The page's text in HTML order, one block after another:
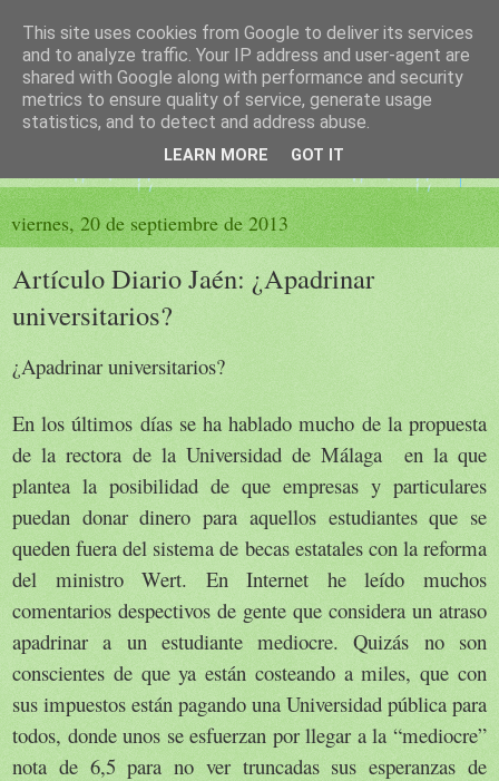
El sueño de las palabras
PÁGINA LITERARIA DE FELISA MORENO
viernes, 20 de septiembre de 2013
Artículo Diario Jaén: ¿Apadrinar
universitarios?
¿Apadrinar universitarios?
En los últimos días se ha hablado mucho de la propuesta
de la rectora de la Universidad de Málaga en la que
plantea la posibilidad de que empresas y particulares
puedan donar dinero para aquellos estudiantes que se
queden fuera del sistema de becas estatales con la reforma
del ministro Wert. En Internet he leído muchos
comentarios despectivos de gente que considera un atraso
apadrinar a un estudiante mediocre. Quizás no son
conscientes de que ya están costeando a miles, que con
sus impuestos están pagando una Universidad pública para
todos, donde unos se esfuerzan por llegar a la “mediocre”
nota de 6,5 para no ver truncadas sus esperanzas de
This site uses cookies from Google to deliver its services
and to analyze traffic. Your IP address and user-agent are
shared with Google along with performance and security
metrics to ensure quality of service, generate usage
statistics, and to detect and address abuse.
LEARN MORE GOT IT